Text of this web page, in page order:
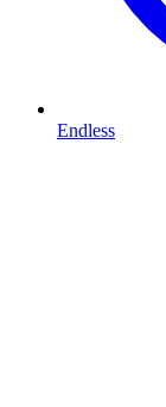
Endless